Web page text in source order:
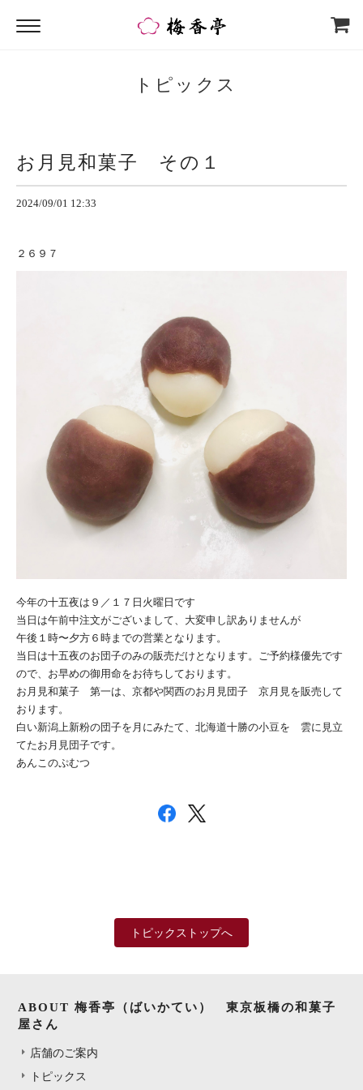
トピックス
お月見和菓子 その１
2024/09/01 12:33
２６９７
今年の十五夜は９／１７日火曜日です
当日は午前中注文がございまして、大変申し訳ありませんが
午後１時〜夕方６時までの営業となります。
当日は十五夜のお団子のみの販売だけとなります。ご予約様優先です
ので、お早めの御用命をお待ちしております。
お月見和菓子 第一は、京都や関西のお月見団子 京月見を販売して
おります。
白い新潟上新粉の団子を月にみたて、北海道十勝の小豆を 雲に見立
てたお月見団子です。
あんこのぷむつ
トピックストップへ
ABOUT 梅香亭（ばいかてい） 東京板橋の和菓子
屋さん
店舗のご案内
トピックス